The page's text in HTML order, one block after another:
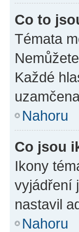
Co to
Témata
Každé
Nahoru
Co jsou
Ikony
vyjádření
nastavil
Nahoru